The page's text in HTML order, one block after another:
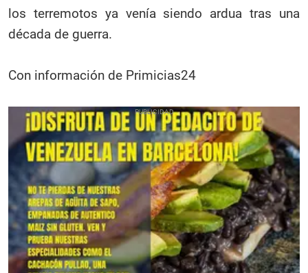
los terremotos ya venía siendo ardua tras una
década de guerra.
Con información de Primicias24